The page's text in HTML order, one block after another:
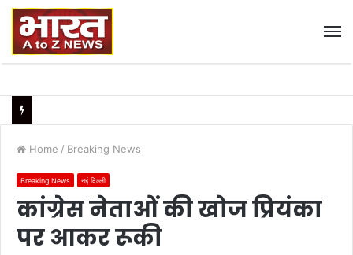
Home / Breaking News
Breaking News नई दिल्ली
कांग्रेस नेताओं की खोज प्रियंका
पर आकर रूकी